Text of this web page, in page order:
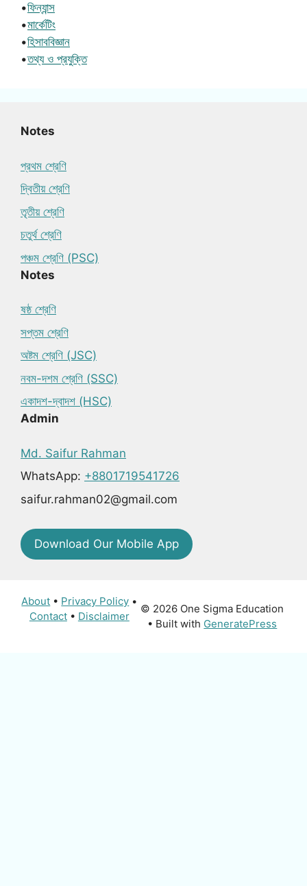
•ফিন্যান্স
•মার্কেটিং
•হিসাববিজ্ঞান
•তথ্য ও প্রযুক্তি
Notes
প্রথম শ্রেণি
দ্বিতীয় শ্রেণি
তৃতীয় শ্রেণি
চতুর্থ শ্রেণি
পঞ্চম শ্রেণি (PSC)
Notes
ষষ্ঠ শ্রেণি
সপ্তম শ্রেণি
অষ্টম শ্রেণি (JSC)
নবম-দশম শ্রেণি (SSC)
একাদশ-দ্বাদশ (HSC)
Admin
Md. Saifur Rahman
WhatsApp: +8801719541726
saifur.rahman02@gmail.com
Download Our Mobile App
About • Privacy Policy •
Contact• Disclaimer
© 2026 One Sigma Education
• Built with GeneratePress